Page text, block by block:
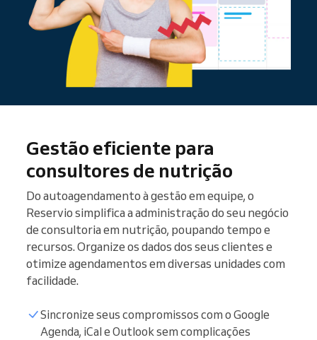
Gestão eficiente para
consultores de nutrição
Do autoagendamento à gestão em equipe, o
Reservio simplifica a administração do seu negócio
de consultoria em nutrição, poupando tempo e
recursos. Organize os dados dos seus clientes e
otimize agendamentos em diversas unidades com
facilidade.
Sincronize seus compromissos com o Google
Agenda, iCal e Outlook sem complicações